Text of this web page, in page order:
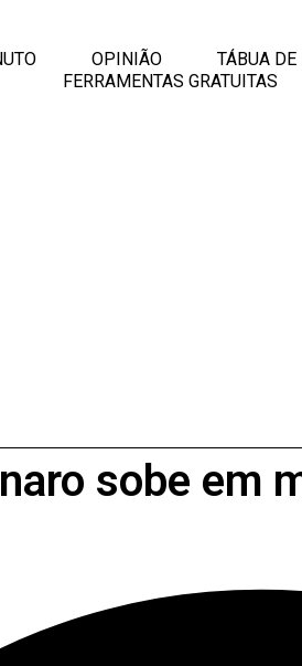
OPINIÃO
TÁBUA
FERRAMENTAS GRATUITAS
sobe em